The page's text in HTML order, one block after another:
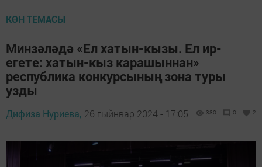
КӨН ТЕМАСЫ
Минзәләдә «Ел хатын-кызы. Ел ир-
егете: хатын-кыз карашыннан»
республика конкурсының зона туры
узды
Дифиза Нуриева, 26 гыйнвар 2024 - 17:05 380 0 2